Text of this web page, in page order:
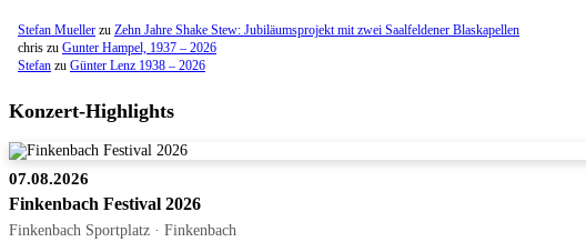
Stefan Mueller zu Zehn Jahre Shake Stew: Jubiläumsprojekt mit zwei Saalfeldener Blaskapellen
chris zu Gunter Hampel, 1937 – 2026
Stefan zu Günter Lenz 1938 – 2026
Konzert-Highlights
07.08.2026
Finkenbach Festival 2026
Finkenbach Sportplatz · Finkenbach